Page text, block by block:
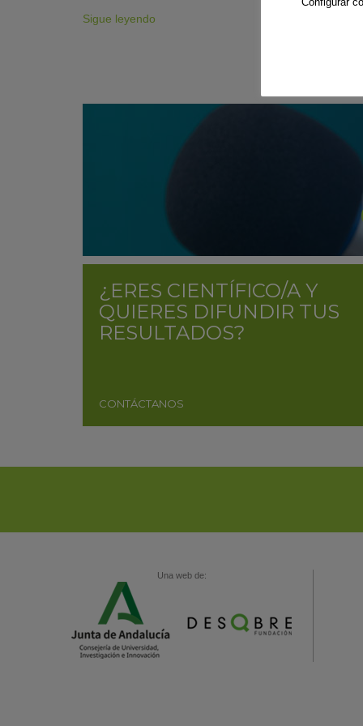
Sigue leyendo
¿ERES CIENTÍFICO/A Y
QUIERES DIFUNDIR TUS
RESULTADOS?
CONTÁCTANOS
Una web de: